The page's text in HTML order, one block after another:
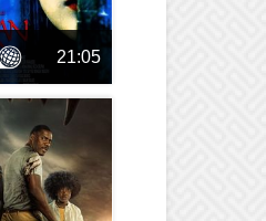
21:05